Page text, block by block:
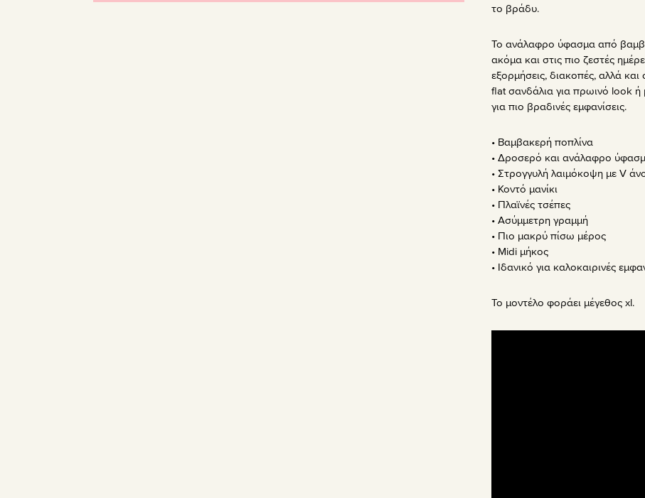
το βράδυ.
Το ανάλαφρο ύφασμα από
ακόμα και στις πιο ζεστές
εξορμήσεις, διακοπές, αλλά
flat σανδάλια για πρωινό look
για πιο βραδινές εμφανίσεις.
• Βαμβακερή ποπλίνα
• Δροσερό και ανάλαφρο
• Στρογγυλή λαιμόκοψη με V
• Κοντό μανίκι
• Πλαϊνές τσέπες
• Ασύμμετρη γραμμή
• Πιο μακρύ πίσω μέρος
• Midi μήκος
• Ιδανικό για καλοκαιρινές
Το μοντέλο φοράει μέγεθος xl.